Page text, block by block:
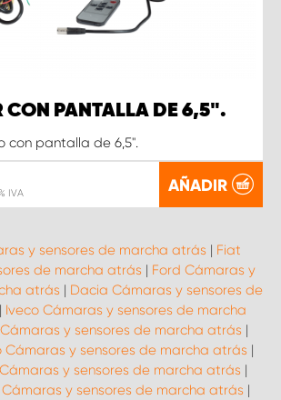
CON PANTALLA DE 6,5".
con pantalla de 6,5".
IVA AÑADIR
y sensores de marcha atrás | Fiat
de marcha atrás | Ford Cámaras y
atrás | Dacia Cámaras y sensores de
| Iveco Cámaras y sensores de marcha
y sensores de marcha atrás |
Cámaras y sensores de marcha atrás |
y sensores de marcha atrás |
y sensores de marcha atrás |